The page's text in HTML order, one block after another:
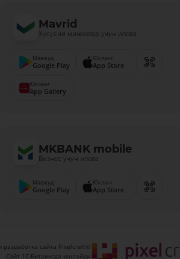
Mavrid
Хусусий мижозлар учун илова
Мавжуд
Google Play
Юкланг
App Store
Юкланг
App Gallery
MKBANK mobile
Бизнес учун илова
Мавжуд
Google Play
Юкланг
App Store
разработка сайта Pixelcraft®
Сайт 1C-Битриксда ишлайди